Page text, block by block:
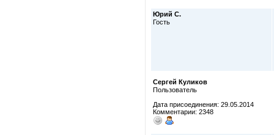
Юрий С.
Гость
Сергей Куликов
Пользователь
Дата присоединения: 29.05.2014
Комментарии: 2348